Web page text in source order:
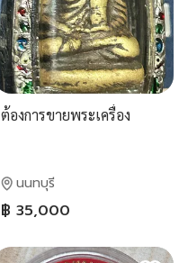
ต้องการขายพระเครื่อง
นนทบุรี
฿ 35,000